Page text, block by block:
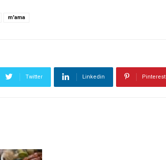
m'ama
Twitter Linkedin Pinterest